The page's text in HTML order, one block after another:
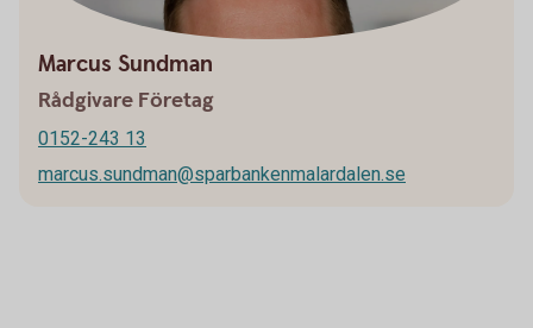
Marcus Sundman
Rådgivare Företag
0152-243 13
marcus.sundman@sparbankenmalardalen.se